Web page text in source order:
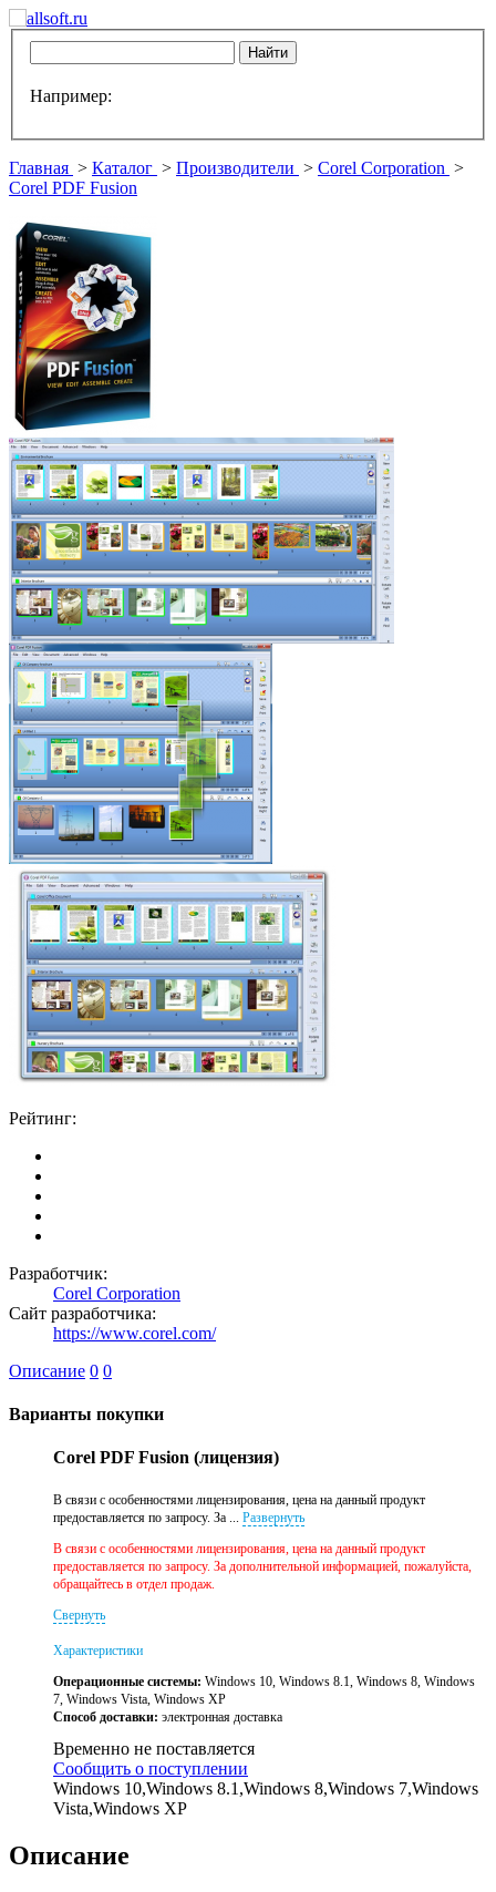
Например:
Главная > Каталог > Производители > Corel Corporation >
Corel PDF Fusion
Рейтинг:
Разработчик:
Corel Corporation
Сайт разработчика:
https://www.corel.com/
Описание 0 0
Варианты покупки
Corel PDF Fusion (лицензия)
В связи с особенностями лицензирования, цена на данный продукт
предоставляется по запросу. За ... Развернуть
В связи с особенностями лицензирования, цена на данный продукт
предоставляется по запросу. За дополнительной информацией, пожалуйста,
обращайтесь в отдел продаж.
Свернуть
Характеристики
Операционные системы: Windows 10, Windows 8.1, Windows 8, Windows
7, Windows Vista, Windows XP
Способ доставки: электронная доставка
Временно не поставляется
Сообщить о поступлении
Windows 10,Windows 8.1,Windows 8,Windows 7,Windows
Vista,Windows XP
Описание